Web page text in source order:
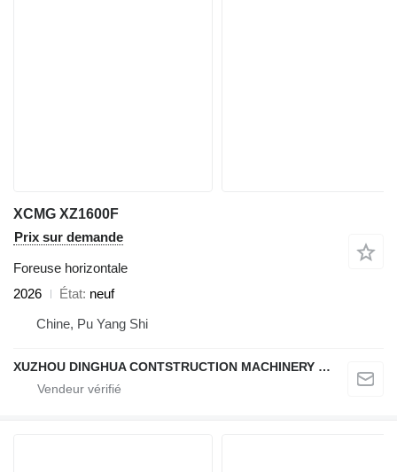
XCMG XZ1600F
Prix sur demande
Foreuse horizontale
2026
État neuf
Chine, Pu Yang Shi
XUZHOU DINGHUA CONTSTRUCTION MACHINERY CO., LTD.